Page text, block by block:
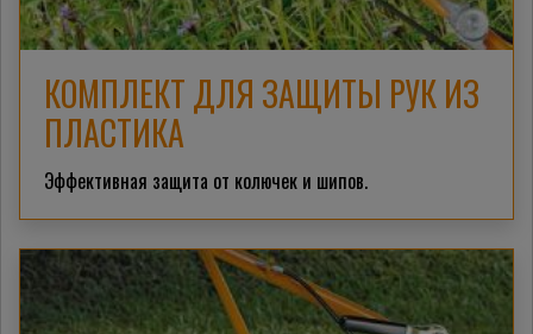
КОМПЛЕКТ ДЛЯ ЗАЩИТЫ РУК ИЗ
ПЛАСТИКА
Эффективная защита от колючек и шипов.